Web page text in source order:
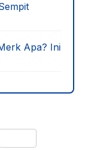
Apa? Ini